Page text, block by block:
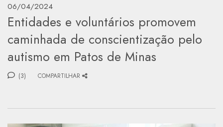
06/04/2024
Entidades e voluntários promovem
caminhada de conscientização pelo
autismo em Patos de Minas
(3) COMPARTILHAR